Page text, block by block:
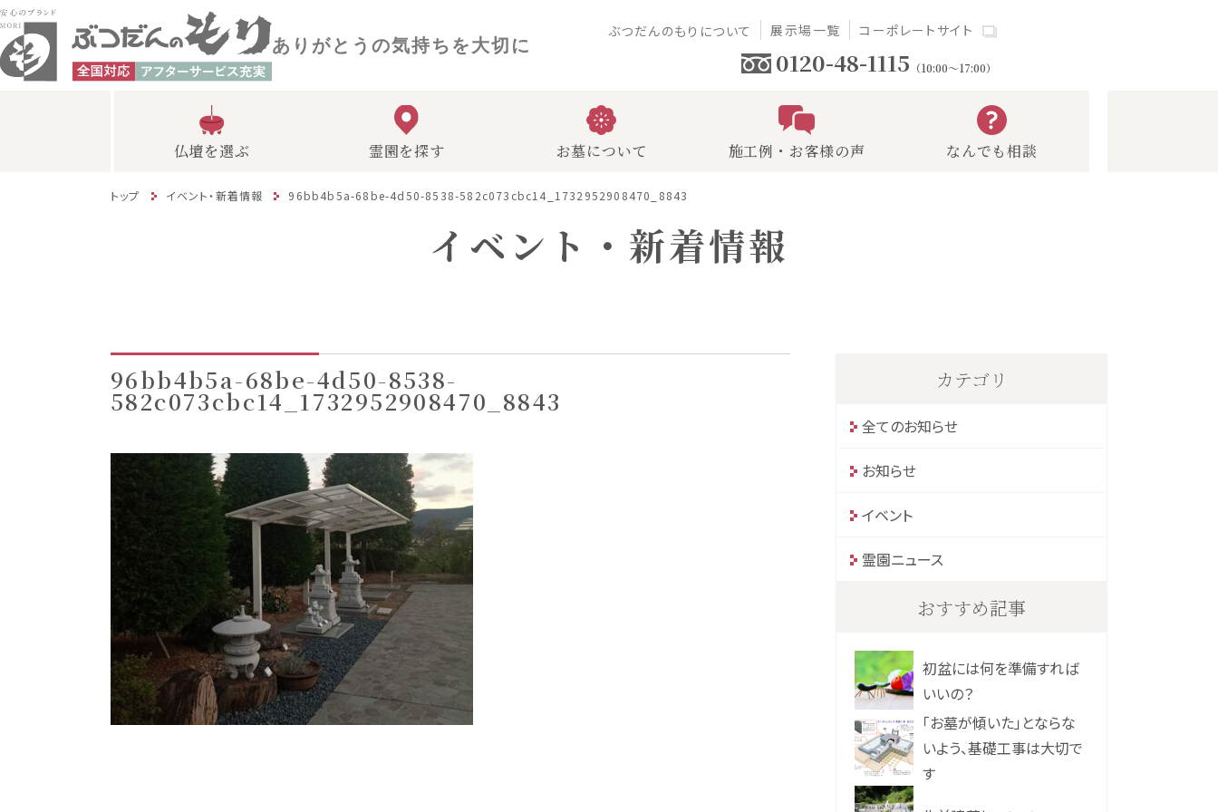
ありがとうの気持ちを大切に
ぶつだんのもりについて 展示場一覧 コーポレートサイト
0120-48-1115 （10:00～17:00）
仏壇を選ぶ 霊園を探す お墓について 施工例・お客様の声 なんでも相談
トップ イベント・新着情報 96bb4b5a-68be-4d50-8538-582c073cbc14_1732952908470_8843
イベント・新着情報
96bb4b5a-68be-4d50-8538-
582c073cbc14_1732952908470_8843
カテゴリ
全てのお知らせ
お知らせ
イベント
霊園ニュース
おすすめ記事
初盆には何を準備すれば
いいの？
「お墓が傾いた」とならな
いよう、基礎工事は大切で
す